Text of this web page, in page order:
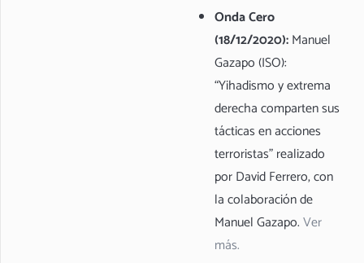
Onda Cero
(18/12/2020):Manuel
Gazapo (ISO):
“Yihadismo y extrema
derecha comparten sus
tácticas en acciones
terroristas” realizado
por David Ferrero, con
la colaboración de
Manuel Gazapo.Ver
más.